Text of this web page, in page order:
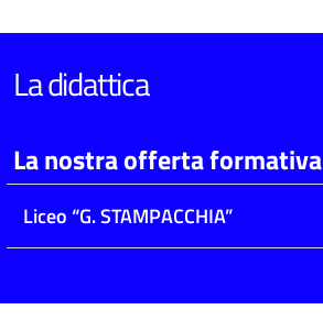
La didattica
La nostra offerta formativa
Liceo “G. STAMPACCHIA”